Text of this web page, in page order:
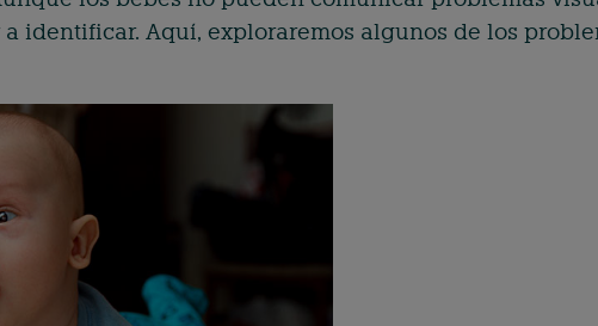
identificar. Aquí, exploraremos algunos de los